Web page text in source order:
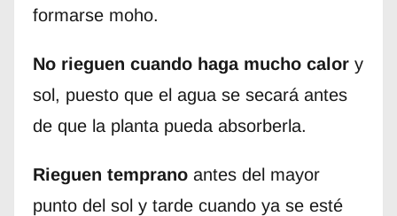
formarse moho.
No rieguen cuando haga mucho calory
sol, puesto que el agua se secará antes
de que la planta pueda absorberla.
Rieguen temprano antes del mayor
punto del sol y tarde cuando ya se esté